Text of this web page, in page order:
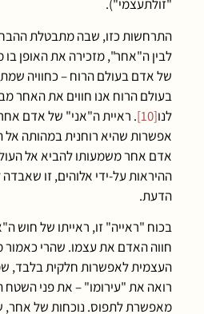
"זולתעצמי").
התרחשות כזו, שבה מתבטלת
לבין ה"אחר", מזכירה את האופן בו
של אדם בעולם הרוח – כחוויה
בעולם הרוח אנו חווים את האחר
לנו[10]
. ראיית ה"אני" של אדם
אפשרות שהיא רוחנית במהותה אל
אדם אחר משמעותו להביא אל
ההיראות על-ידי אלוהים, זו
הדעת.
בכוח "ראייה" זו, ראייתו של חוש
חווה האדם את עצמו. שהרי כאמור
העצמית לאפשרות חלקית בלבד,
רואה את "עירומו" – את פני השטח
מאפשרת לתפוס. נוכחות של אחר,